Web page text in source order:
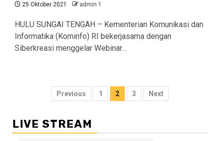
25 Oktober 2021 admin 1
HULU SUNGAI TENGAH – Kementerian Komunikasi dan
Informatika (Kominfo) RI bekerjasama dengan
Siberkreasi menggelar Webinar…
Navigasi
Previous 1 2 3 Next
LIVE STREAM